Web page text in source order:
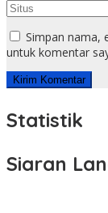
Simpan nama,
untuk komentar
Statistik
Siaran